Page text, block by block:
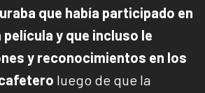
que había participado en
película y que incluso le
y reconocimientos en los
luego de que la